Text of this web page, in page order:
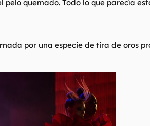
quemado. Todo lo que parecía
por una especie de tira de oros